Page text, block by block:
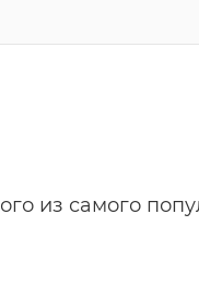
из самого